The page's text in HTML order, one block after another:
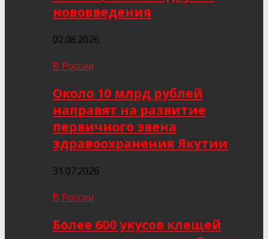
нововведения
02.08.2026
В России
Около 10 млрд рублей
направят на развитие
первичного звена
здравоохранения Якутии
31.07.2026
В России
Более 600 укусов клещей